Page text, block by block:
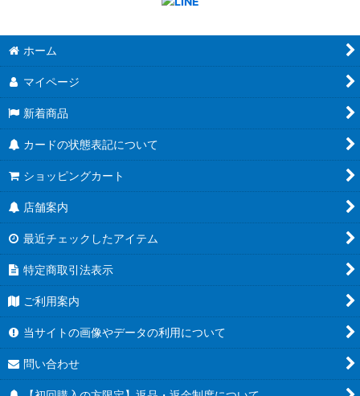
ホーム
マイページ
新着商品
カードの状態表記について
ショッピングカート
店舗案内
最近チェックしたアイテム
特定商取引法表示
ご利用案内
当サイトの画像やデータの利用について
問い合わせ